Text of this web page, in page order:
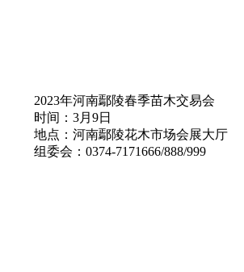
2023年河南鄢陵春季苗木交易会
时间：3月9日
地点：河南鄢陵花木市场会展大厅
组委会：0374-7171666/888/999